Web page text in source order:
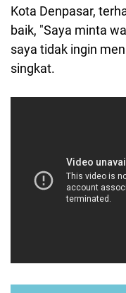
Kota Denpasar,
baik, "Saya minta
saya tidak ingin
singkat.